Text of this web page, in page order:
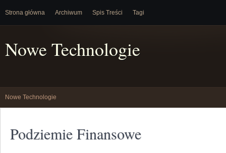
Strona główna Archiwum Spis Treści Tagi
Nowe Technologie
Nowe Technologie
Podziemie Finansowe